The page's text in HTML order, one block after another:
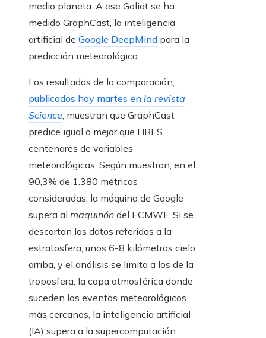
medio planeta. A ese Goliat se ha
medido GraphCast, la inteligencia
artificial de Google DeepMind para la
predicción meteorológica.
Los resultados de la comparación,
publicados hoy martes en la revista
Science, muestran que GraphCast
predice igual o mejor que HRES
centenares de variables
meteorológicas. Según muestran, en el
90,3% de 1.380 métricas
consideradas, la máquina de Google
supera al maquinón del ECMWF. Si se
descartan los datos referidos a la
estratosfera, unos 6-8 kilómetros cielo
arriba, y el análisis se limita a los de la
troposfera, la capa atmosférica donde
suceden los eventos meteorológicos
más cercanos, la inteligencia artificial
(IA) supera a la supercomputación